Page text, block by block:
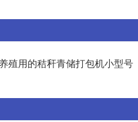
殖用的秸秆青储打包机小型号